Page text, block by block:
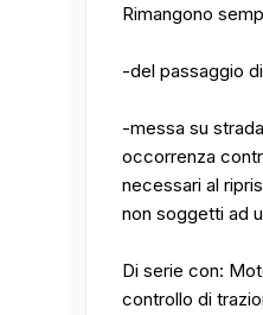
Rimangono
-del passaggio
-messa su
occorrenza
necessari al
non soggetti ad
Di serie con:
controllo di